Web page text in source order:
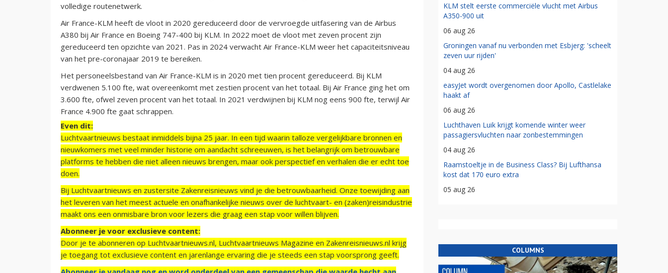
volledige routenetwerk.
Air France-KLM heeft de vloot in 2020 gereduceerd door de vervroegde uitfasering van de Airbus
A380 bij Air France en Boeing 747-400 bij KLM. In 2022 moet de vloot met zeven procent zijn
gereduceerd ten opzichte van 2021. Pas in 2024 verwacht Air France-KLM weer het capaciteitsniveau
van het pre-coronajaar 2019 te bereiken.
Het personeelsbestand van Air France-KLM is in 2020 met tien procent gereduceerd. Bij KLM
verdwenen 5.100 fte, wat overeenkomt met zestien procent van het totaal. Bij Air France ging het om
3.600 fte, ofwel zeven procent van het totaal. In 2021 verdwijnen bij KLM nog eens 900 fte, terwijl Air
France 4.900 fte gaat schrappen.
Even dit:
Luchtvaartnieuws bestaat inmiddels bijna 25 jaar. In een tijd waarin talloze vergelijkbare bronnen en
nieuwkomers met veel minder historie om aandacht schreeuwen, is het belangrijk om betrouwbare
platforms te hebben die niet alleen nieuws brengen, maar ook perspectief en verhalen die er echt toe
doen.
Bij Luchtvaartnieuws en zustersite Zakenreisnieuws vind je die betrouwbaarheid. Onze toewijding aan
het leveren van het meest actuele en onafhankelijke nieuws over de luchtvaart- en (zaken)reisindustrie
maakt ons een onmisbare bron voor lezers die graag een stap voor willen blijven.
Abonneer je voor exclusieve content:
Door je te abonneren op Luchtvaartnieuws.nl, Luchtvaartnieuws Magazine en Zakenreisnieuws.nl krijg
je toegang tot exclusieve content en jarenlange ervaring die je steeds een stap voorsprong geeft.
KLM stelt eerste commerciële vlucht met Airbus
A350-900 uit
06 aug 26
Groningen vanaf nu verbonden met Esbjerg: 'scheelt
zeven uur rijden'
04 aug 26
easyJet wordt overgenomen door Apollo, Castlelake
haakt af
06 aug 26
Luchthaven Luik krijgt komende winter weer
passagiersvluchten naar zonbestemmingen
04 aug 26
Raamstoeltje in de Business Class? Bij Lufthansa
kost dat 170 euro extra
05 aug 26
COLUMNS